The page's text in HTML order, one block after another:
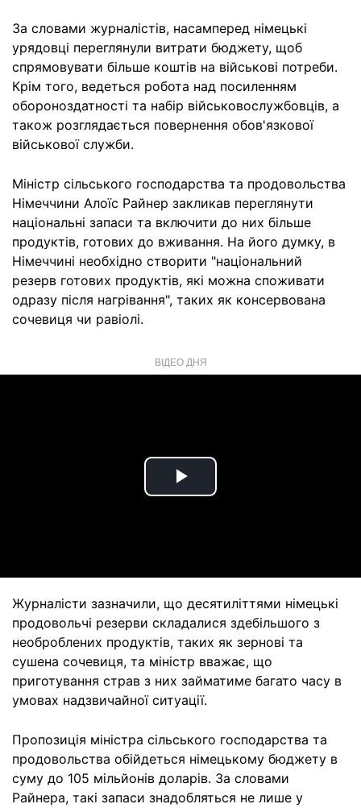
За словами журналістів, насамперед німецькі
урядовці переглянули витрати бюджету, щоб
спрямовувати більше коштів на військові потреби.
Крім того, ведеться робота над посиленням
обороноздатності та набір військовослужбовців, а
також розглядається повернення обов'язкової
військової служби.
Міністр сільського господарства та продовольства
Німеччини Алоїс Райнер закликав переглянути
національні запаси та включити до них більше
продуктів, готових до вживання. На його думку, в
Німеччині необхідно створити "національний
резерв готових продуктів, які можна споживати
одразу після нагрівання", таких як консервована
сочевиця чи равіолі.
ВІДЕО ДНЯ
Play
Журналісти зазначили, що десятиліттями німецькі
продовольчі резерви складалися здебільшого з
необроблених продуктів, таких як зернові та
сушена сочевиця, та міністр вважає, що
приготування страв з них займатиме багато часу в
умовах надзвичайної ситуації.
Пропозиція міністра сільського господарства та
продовольства обійдеться німецькому бюджету в
суму до 105 мільйонів доларів. За словами
Райнера, такі запаси знадобляться не лише у